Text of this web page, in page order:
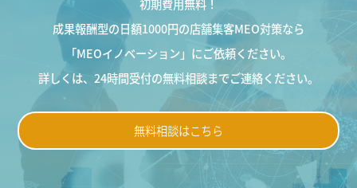
初期費用無料！
成果報酬型の日額1000円の店舗集客MEO対策なら
「MEOイノベーション」にご依頼ください。
詳しくは、24時間受付の無料相談までご連絡ください。
無料相談はこちら